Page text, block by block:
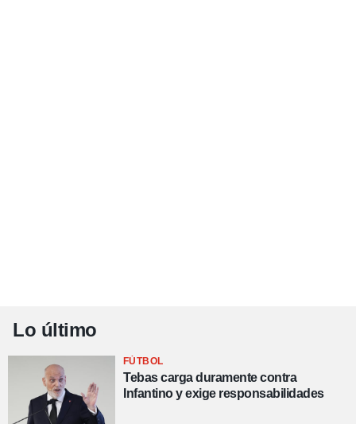
Lo último
FÚTBOL
Tebas carga duramente contra
Infantino y exige responsabilidades